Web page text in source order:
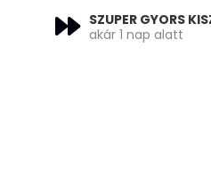
SZUPER GYORS
akár 1 nap alatt